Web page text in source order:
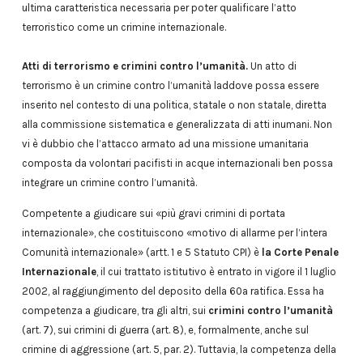
ultima caratteristica necessaria per poter qualificare l’atto
terroristico come un crimine internazionale.
Atti di terrorismo e crimini contro l’umanità. Un atto di
terrorismo è un crimine contro l’umanità laddove possa essere
inserito nel contesto di una politica, statale o non statale, diretta
alla commissione sistematica e generalizzata di atti inumani. Non
vi è dubbio che l’attacco armato ad una missione umanitaria
composta da volontari pacifisti in acque internazionali ben possa
integrare un crimine contro l’umanità.
Competente a giudicare sui «più gravi crimini di portata
internazionale», che costituiscono «motivo di allarme per l’intera
Comunità internazionale» (artt. 1 e 5 Statuto CPI) è la Corte Penale
Internazionale, il cui trattato istitutivo è entrato in vigore il 1 luglio
2002, al raggiungimento del deposito della 60a ratifica. Essa ha
competenza a giudicare, tra gli altri, sui crimini contro l’umanità
(art. 7), sui crimini di guerra (art. 8), e, formalmente, anche sul
crimine di aggressione (art. 5, par. 2). Tuttavia, la competenza della